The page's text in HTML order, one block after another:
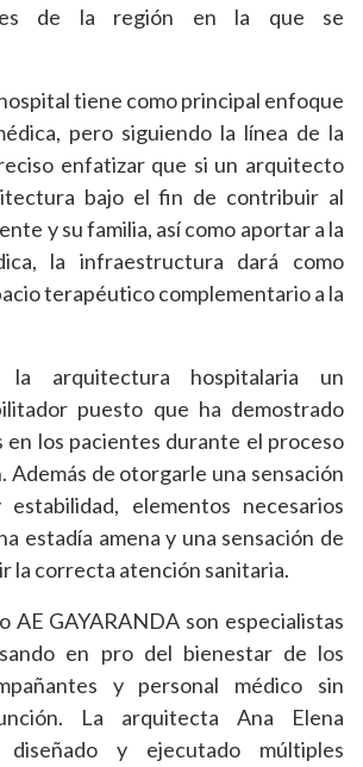
de la región en la que se
tiene como principal enfoque
pero siguiendo la línea de la
enfatizar que si un arquitecto
bajo el fin de contribuir al
y su familia, así como aportar a la
la infraestructura dará como
terapéutico complementario a la
la arquitectura hospitalaria un
puesto que ha demostrado
los pacientes durante el proceso
Además de otorgarle una sensación
elementos necesarios
estadía amena y una sensación de
la correcta atención sanitaria.
AE GAYARANDA son especialistas
en pro del bienestar de los
y personal médico sin
La arquitecta Ana Elena
diseñado y ejecutado múltiples